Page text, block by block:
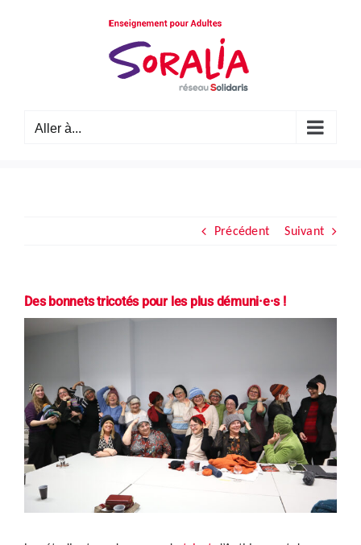
Aller à...
Précédent Suivant
Des bonnets tricotés pour les plus démuni·e·s !